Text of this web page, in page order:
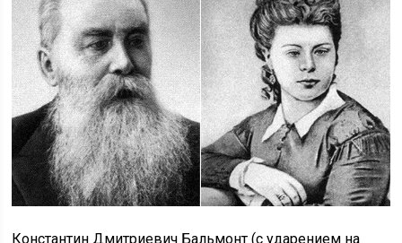
Константин Дмитриевич Бальмонт (с ударением на